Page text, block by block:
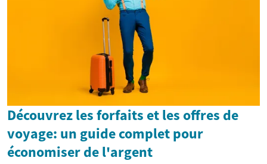
Découvrez les forfaits et les offres de
voyage: un guide complet pour
économiser de l'argent